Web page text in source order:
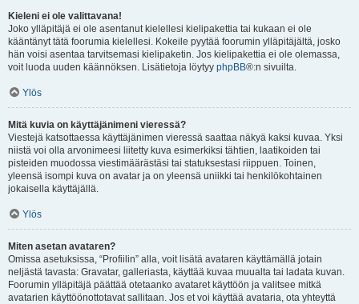
Kieleni ei ole valittavana!
Joko ylläpitäjä ei ole asentanut kielellesi kielipakettia tai kukaan ei ole
kääntänyt tätä foorumia kielellesi. Kokeile pyytää foorumin ylläpitäjältä, josko
hän voisi asentaa tarvitsemasi kielipaketin. Jos kielipakettia ei ole olemassa,
voit luoda uuden käännöksen. Lisätietoja löytyy phpBB®:n sivuilta.
Ylös
Mitä kuvia on käyttäjänimeni vieressä?
Viestejä katsottaessa käyttäjänimen vieressä saattaa näkyä kaksi kuvaa. Yksi
niistä voi olla arvonimeesi liitetty kuva esimerkiksi tähtien, laatikoiden tai
pisteiden muodossa viestimäärästäsi tai statuksestasi riippuen. Toinen,
yleensä isompi kuva on avatar ja on yleensä uniikki tai henkilökohtainen
jokaisella käyttäjällä.
Ylös
Miten asetan avataren?
Omissa asetuksissa, “Profiilin” alla, voit lisätä avataren käyttämällä jotain
neljästä tavasta: Gravatar, galleriasta, käyttää kuvaa muualta tai ladata kuvan.
Foorumin ylläpitäjä päättää otetaanko avataret käyttöön ja valitsee mitkä
avatarien käyttöönottotavat sallitaan. Jos et voi käyttää avataria, ota yhteyttä